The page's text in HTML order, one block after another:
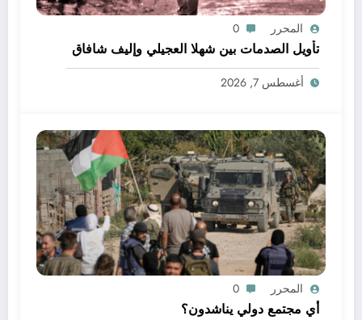
المحرر 0
تأويل الصدمات بين شهلا العجيلي وإليف شافاق
أغسطس 7, 2026
المحرر 0
أي مجتمع دولي يناشدون؟